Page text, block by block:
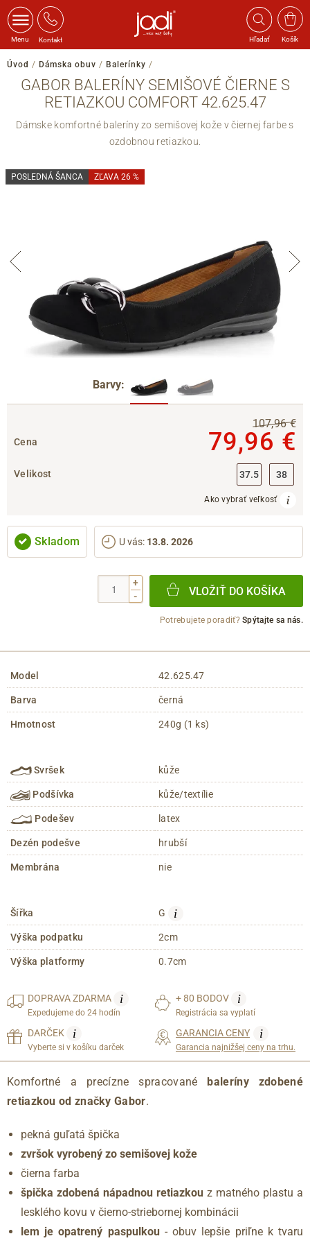
Menu Kontakt Hľadať Košík
Úvod / Dámska obuv / Balerínky /
GABOR BALERÍNY SEMIŠOVÉ ČIERNE S
RETIAZKOU COMFORT 42.625.47
Dámske komfortné baleríny zo semišovej kože v čiernej farbe s
ozdobnou retiazkou.
POSLEDNÁ ŠANCA ZĽAVA 26 %
Barvy:
Cena
107,96 €
79,96 €
Velikost 37.5 38
Ako vybrať veľkosť
Skladom U vás: 13.8. 2026
+
-
VLOŽIŤ DO KOŠÍKA
Potrebujete poradiť?Spýtajte sa nás.
Model 42.625.47
Barva černá
Hmotnost 240g (1 ks)
Svršek kůže
Podšívka kůže/textílie
Podešev latex
Dezén podešve hrubší
Membrána nie
Šířka G i
Výška podpatku 2cm
Výška platformy 0.7cm
DOPRAVAZDARMA i
Expedujeme do 24 hodín
+ 80 BODOV i
Registrácia sa vyplatí
DARČEK i
Vyberte si v košíku darček
GARANCIA CENY i
Garancia najnižšej ceny na trhu.
Komfortné a precízne spracované baleríny zdobené
retiazkou od značky Gabor.
pekná guľatá špička
zvršok vyrobený zo semišovej kože
čierna farba
špička zdobená nápadnou retiazkou z matného plastu a
lesklého kovu v čierno-striebornej kombinácii
lem je opatrený paspulkou - obuv lepšie priľne k tvaru